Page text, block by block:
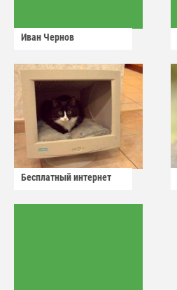
Иван Чернов
Бесплатный интернет